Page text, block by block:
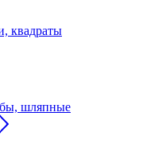
квадраты
шляпные